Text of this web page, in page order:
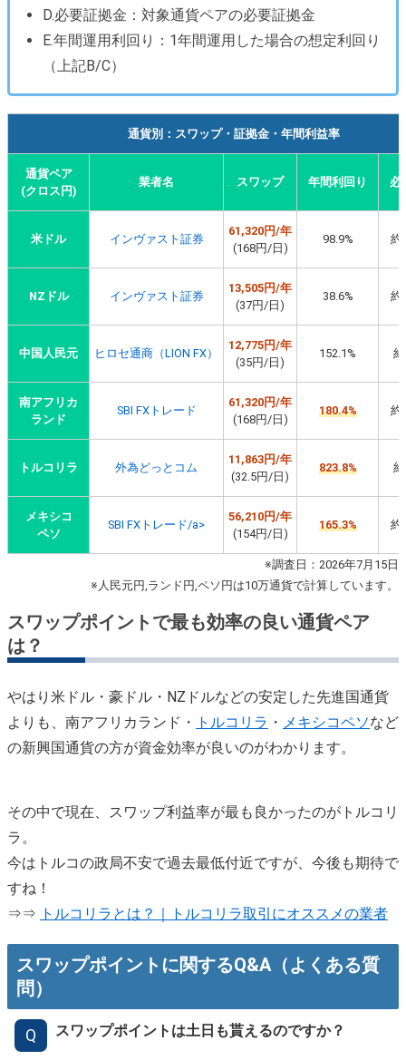
D.必要証拠金：対象通貨ペアの必要証拠金
E.年間運用利回り：1年間運用した場合の想定利回り
（上記B/C）
通貨別：スワップ・証拠金・年間利益率
通貨ペア
(クロス円)
業者名 スワップ 年間利回り 必
米ドル インヴァスト証券
61,320円/年
(168円/日)
98.9% 約
NZドル インヴァスト証券
13,505円/年
(37円/日)
38.6% 約
中国人民元 ヒロセ通商（LION FX）
12,775円/年
(35円/日)
152.1%
南アフリカ
ランド
SBI FXトレード
61,320円/年
(168円/日)
180.4% 約
トルコリラ 外為どっとコム
11,863円/年
(32.5円/日)
823.8%
メキシコ
ペソ
SBI FXトレード/a>
56,210円/年
(154円/日)
165.3% 約
※調査日：2026年7月15日
※人民元円,ランド円,ペソ円は10万通貨で計算しています。
スワップポイントで最も効率の良い通貨ペア
は？
やはり米ドル・豪ドル・NZドルなどの安定した先進国通貨
よりも、南アフリカランド・ トルコリラ ・ メキシコペソなど
の新興国通貨の方が資金効率が良いのがわかります。
その中で現在、スワップ利益率が最も良かったのがトルコリ
ラ。
今はトルコの政局不安で過去最低付近ですが、今後も期待で
すね！
⇒⇒ トルコリラとは？｜トルコリラ取引にオススメの業者
スワップポイントに関するQ&A（よくある質
問）
Q スワップポイントは土日も貰えるのですか？